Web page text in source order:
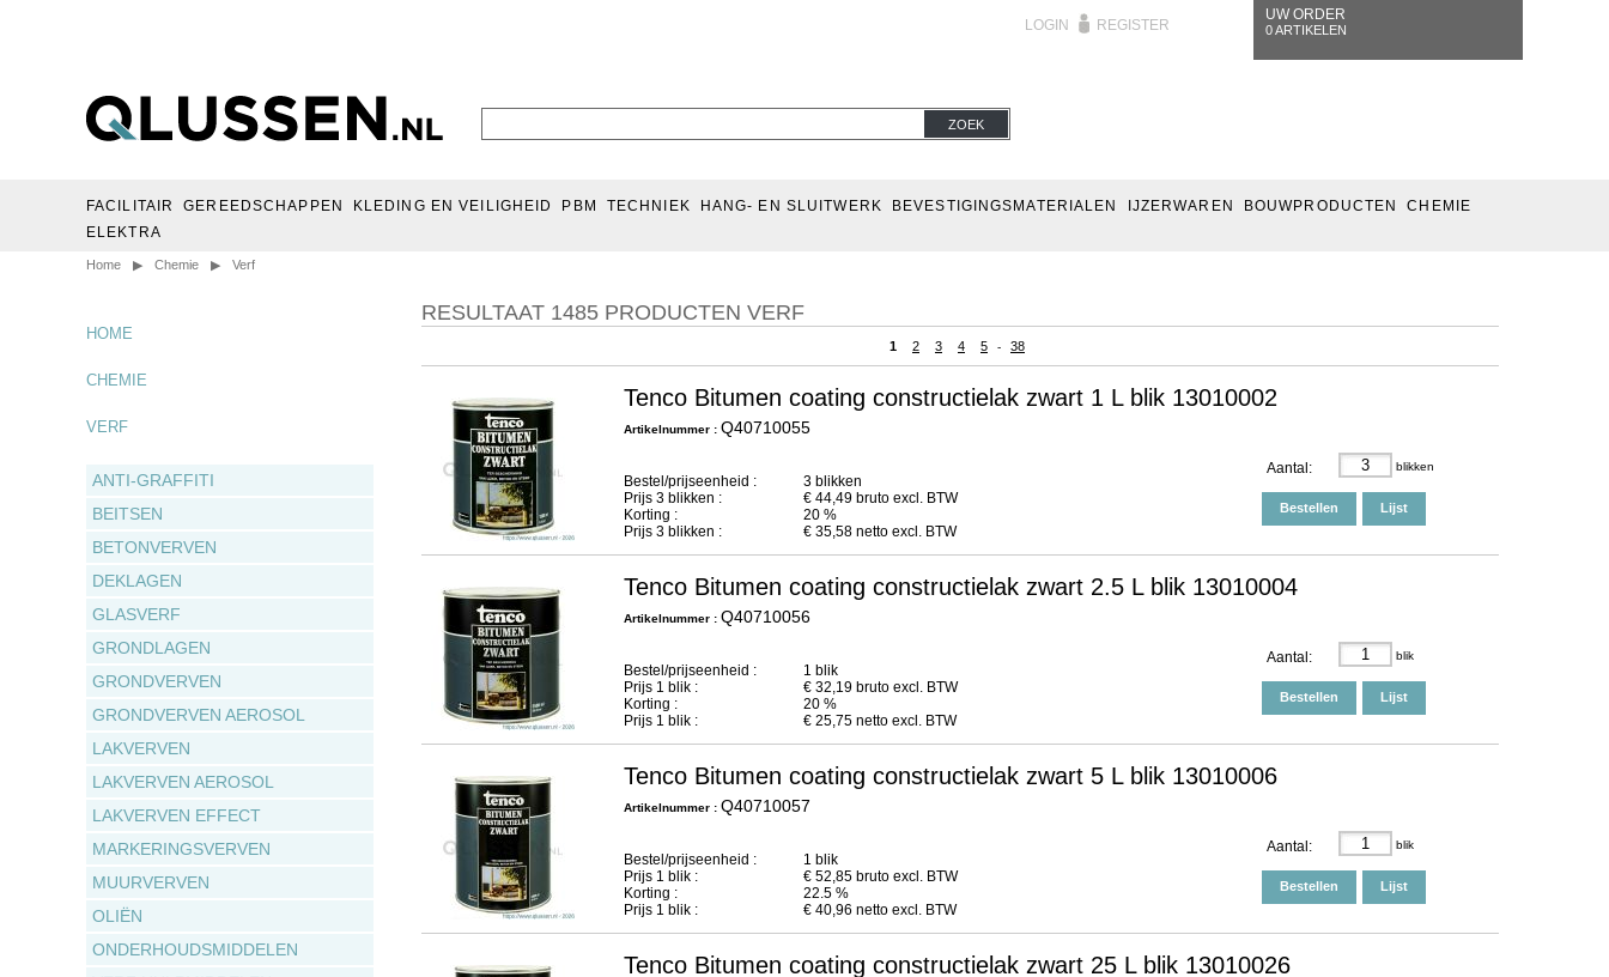
UW ORDER
0 ARTIKELEN
ZOEK
LOGIN REGISTER
FACILITAIR GEREEDSCHAPPEN KLEDING EN VEILIGHEID PBM TECHNIEK HANG- EN SLUITWERK BEVESTIGINGSMATERIALEN IJZERWAREN BOUWPRODUCTEN
CHEMIE
ELEKTRA
Home ▶ Chemie ▶ Verf
HOME
CHEMIE
VERF
ANTI-GRAFFITI
BEITSEN
BETONVERVEN
DEKLAGEN
GLASVERF
GRONDLAGEN
GRONDVERVEN
GRONDVERVEN AEROSOL
LAKVERVEN
LAKVERVEN AEROSOL
LAKVERVEN EFFECT
MARKERINGSVERVEN
MUURVERVEN
OLIËN
ONDERHOUDSMIDDELEN
RESULTAAT 1485 PRODUCTEN VERF
1 2 3 4 5 - 38
Tenco Bitumen coating constructielak zwart 1 L blik 13010002
Artikelnummer : Q40710055
Bestel/prijseenheid :
3 blikken
Prijs 3 blikken : € 44,49 bruto excl. BTW
Korting :
20 %
Prijs 3 blikken : € 35,58 netto excl. BTW
Aantal: blikken
Bestellen Lijst
Tenco Bitumen coating constructielak zwart 2.5 L blik 13010004
Artikelnummer : Q40710056
Bestel/prijseenheid :
1 blik
Prijs 1 blik : € 32,19 bruto excl. BTW
Korting :
20 %
Prijs 1 blik : € 25,75 netto excl. BTW
Aantal: blik
Bestellen Lijst
Tenco Bitumen coating constructielak zwart 5 L blik 13010006
Artikelnummer : Q40710057
Bestel/prijseenheid :
1 blik
Prijs 1 blik : € 52,85 bruto excl. BTW
Korting :
22.5 %
Prijs 1 blik : € 40,96 netto excl. BTW
Aantal: blik
Bestellen Lijst
Tenco Bitumen coating constructielak zwart 25 L blik 13010026